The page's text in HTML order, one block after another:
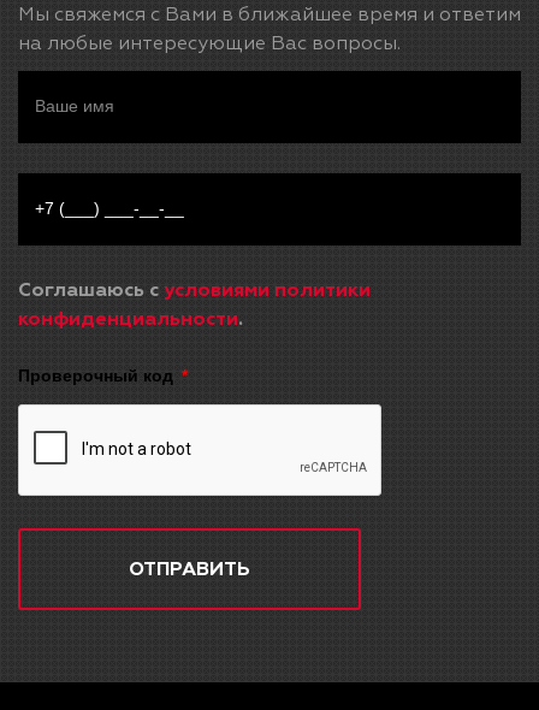
Мы свяжемся с Вами в ближайшее время и ответим
на любые интересующие Вас вопросы.
Соглашаюсь с условиями политики
конфиденциальности.
Проверочный код
ОТПРАВИТЬ